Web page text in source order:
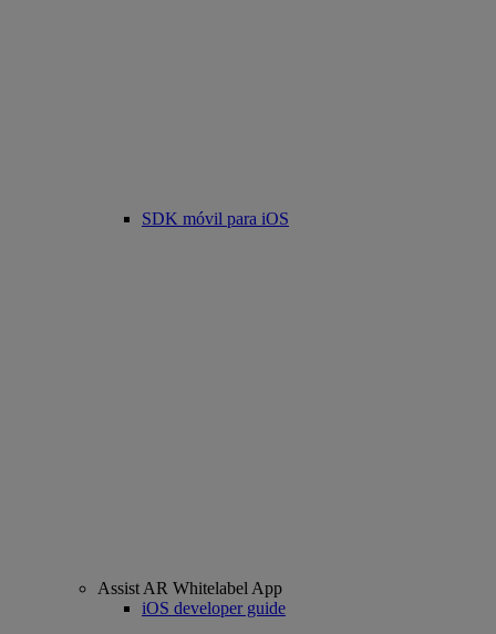
SDK móvil para iOS
Assist AR Whitelabel App
iOS developer guide